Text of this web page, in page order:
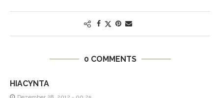
0 COMMENTS
HIACYNTA